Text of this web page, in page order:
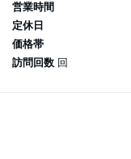
営業時間
定休日
価格帯
訪問回数 回